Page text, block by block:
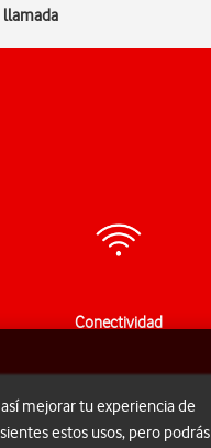
Conectividad
mejorar tu experiencia de
estos usos, pero podrás